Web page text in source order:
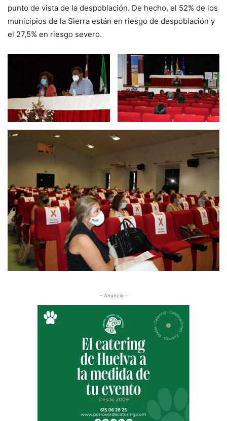
punto de vista de la despoblación. De hecho, el 52% de los
municipios de la Sierra están en riesgo de despoblación y
el 27,5% en riesgo severo.
- Anuncio -